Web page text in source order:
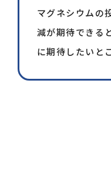
強アルカリ
来ません。
浸透剤を混
との混用は
マグネシウムの
減が期待できる
に期待したいと